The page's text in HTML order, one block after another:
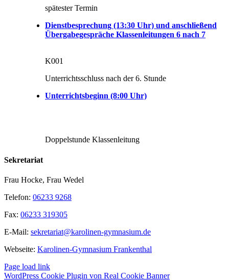
spätester Termin
Dienstbesprechung (13:30 Uhr) und anschließend
Übergabegespräche Klassenleitungen 6 nach 7
K001
Unterrichtsschluss nach der 6. Stunde
Unterrichtsbeginn (8:00 Uhr)
Doppelstunde Klassenleitung
Sekretariat
Frau Hocke, Frau Wedel
Telefon: 06233 9268
Fax: 06233 319305
E-Mail: sekretariat@karolinen-gymnasium.de
Webseite: Karolinen-Gymnasium Frankenthal
Page load link
WordPress Cookie Plugin von Real Cookie Banner